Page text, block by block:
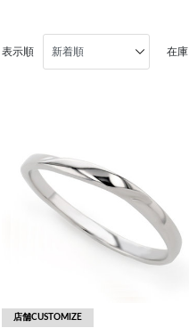
表示順 在庫
店舗CUSTOMIZE